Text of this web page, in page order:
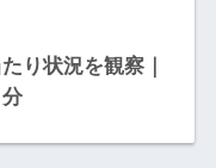
り状況を観察｜